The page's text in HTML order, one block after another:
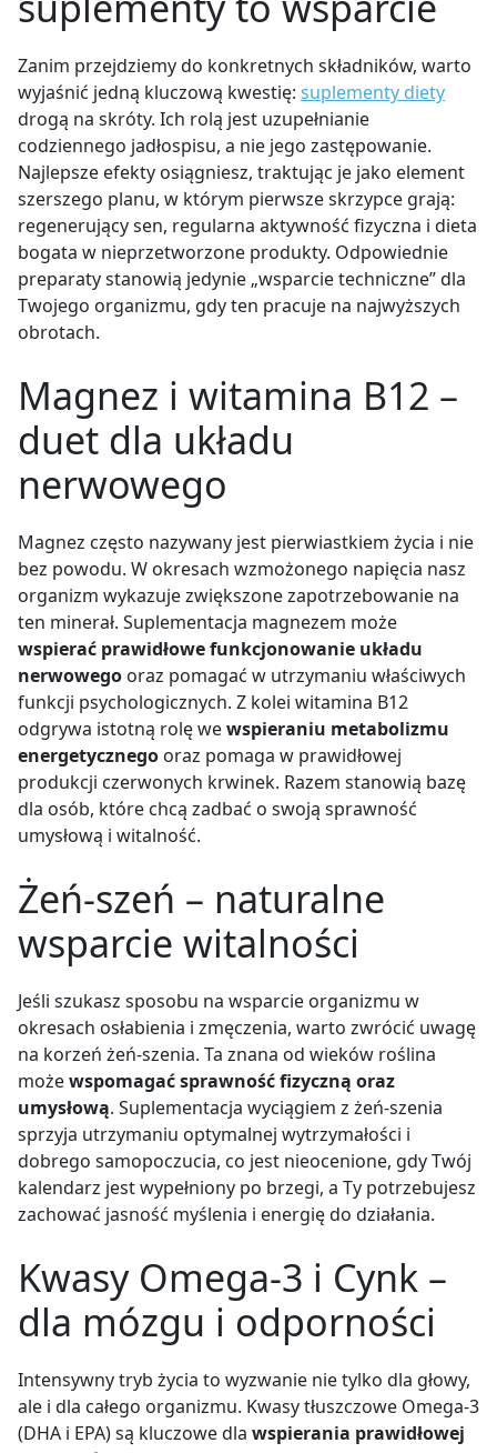
Zanim przejdziemy do konkretnych składników, warto
wyjaśnić jedną kluczową kwestię: suplementy diety
drogą na skróty. Ich rolą jest uzupełnianie
codziennego jadłospisu, a nie jego zastępowanie.
Najlepsze efekty osiągniesz, traktując je jako element
szerszego planu, w którym pierwsze skrzypce grają:
regenerujący sen, regularna aktywność fizyczna i dieta
bogata w nieprzetworzone produkty. Odpowiednie
preparaty stanowią jedynie „wsparcie techniczne” dla
Twojego organizmu, gdy ten pracuje na najwyższych
obrotach.
Magnez i witamina B12 –
duet dla układu
nerwowego
Magnez często nazywany jest pierwiastkiem życia i nie
bez powodu. W okresach wzmożonego napięcia nasz
organizm wykazuje zwiększone zapotrzebowanie na
ten minerał. Suplementacja magnezem może
wspierać prawidłowe funkcjonowanie układu
nerwowego oraz pomagać w utrzymaniu właściwych
funkcji psychologicznych. Z kolei witamina B12
odgrywa istotną rolę wewspieraniu metabolizmu
energetycznego oraz pomaga w prawidłowej
produkcji czerwonych krwinek. Razem stanowią bazę
dla osób, które chcą zadbać o swoją sprawność
umysłową i witalność.
Żeń-szeń – naturalne
wsparcie witalności
Jeśli szukasz sposobu na wsparcie organizmu w
okresach osłabienia i zmęczenia, warto zwrócić uwagę
na korzeń żeń-szenia. Ta znana od wieków roślina
możewspomagać sprawność fizyczną oraz
umysłową. Suplementacja wyciągiem z żeń-szenia
sprzyja utrzymaniu optymalnej wytrzymałości i
dobrego samopoczucia, co jest nieocenione, gdy Twój
kalendarz jest wypełniony po brzegi, a Ty potrzebujesz
zachować jasność myślenia i energię do działania.
Kwasy Omega-3 i Cynk –
dla mózgu i odporności
Intensywny tryb życia to wyzwanie nie tylko dla głowy,
ale i dla całego organizmu. Kwasy tłuszczowe Omega-3
(DHA i EPA) są kluczowe dla wspierania prawidłowej